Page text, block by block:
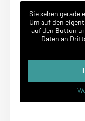
Sie sehen gerade
Um auf den
auf den Button
Daten an